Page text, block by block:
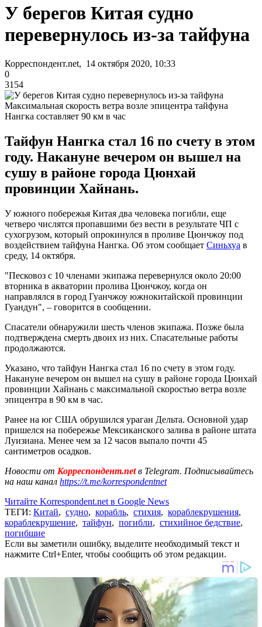
У берегов Китая судно
перевернулось из-за тайфуна
Корреспондент.net, 14 октября 2020, 10:33
0
3154
Максимальная скорость ветра возле эпицентра тайфуна
Нангка составляет 90 км в час
Тайфун Нангка стал 16 по счету в этом
году. Накануне вечером он вышел на
сушу в районе города Цюнхай
провинции Хайнань.
У южного побережья Китая два человека погибли, еще
четверо числятся пропавшими без вести в результате ЧП с
сухогрузом, который опрокинулся в проливе Цюнчжоу под
воздействием тайфуна Нангка. Об этом сообщает Синьхуа в
среду, 14 октября.
"Песковоз с 10 членами экипажа перевернулся около 20:00
вторника в акватории пролива Цюнчжоу, когда он
направлялся в город Гуанчжоу южнокитайской провинции
Гуандун", – говорится в сообщении.
Спасатели обнаружили шесть членов экипажа. Позже была
подтверждена смерть двоих из них. Спасательные работы
продолжаются.
Указано, что тайфун Нангка стал 16 по счету в этом году.
Накануне вечером он вышел на сушу в районе города Цюнхай
провинции Хайнань с максимальной скоростью ветра возле
эпицентра в 90 км в час.
Ранее на юг США обрушился ураган Дельта. Основной удар
пришелся на побережье Мексиканского залива в районе штата
Луизиана. Менее чем за 12 часов выпало почти 45
сантиметров осадков.
Новости от Корреспондент.netв Telegram. Подписывайтесь
на наш канал https://t.me/korrespondentnet
Читайте Korrespondent.net в Google News
ТЕГИ: Китай, судно, корабль, стихия, кораблекрушения,
кораблекрушение, тайфун, погибли, стихийное бедствие,
погибшие
Если вы заметили ошибку, выделите необходимый текст и
нажмите Ctrl+Enter, чтобы сообщить об этом редакции.